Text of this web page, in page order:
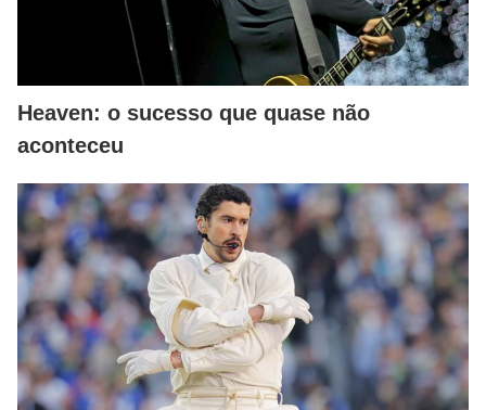
Heaven: o sucesso que quase não
aconteceu